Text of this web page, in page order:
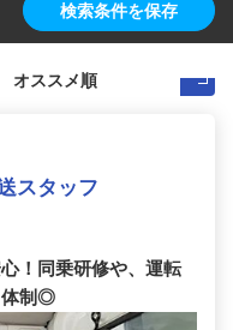
検索条件を保存
スタッフ
！同乗研修や、運転
体制◎